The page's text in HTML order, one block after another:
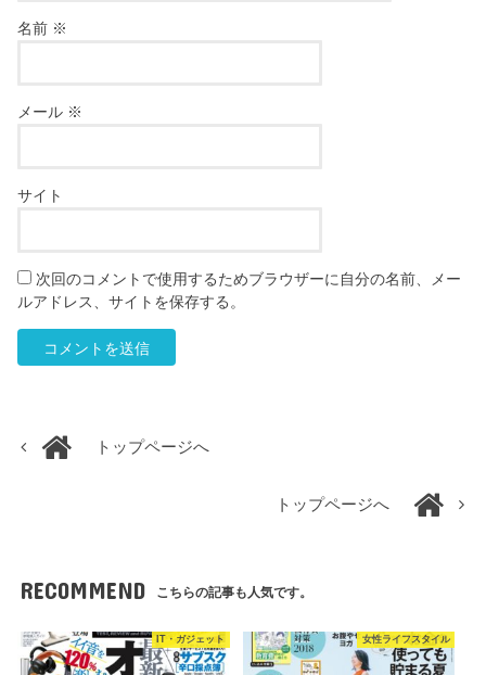
名前 ※
メール ※
サイト
次回のコメントで使用するためブラウザーに自分の名前、メー
ルアドレス、サイトを保存する。
トップページへ
トップページへ
RECOMMEND こちらの記事も人気です。
IT・ガジェット 女性ライフスタイル